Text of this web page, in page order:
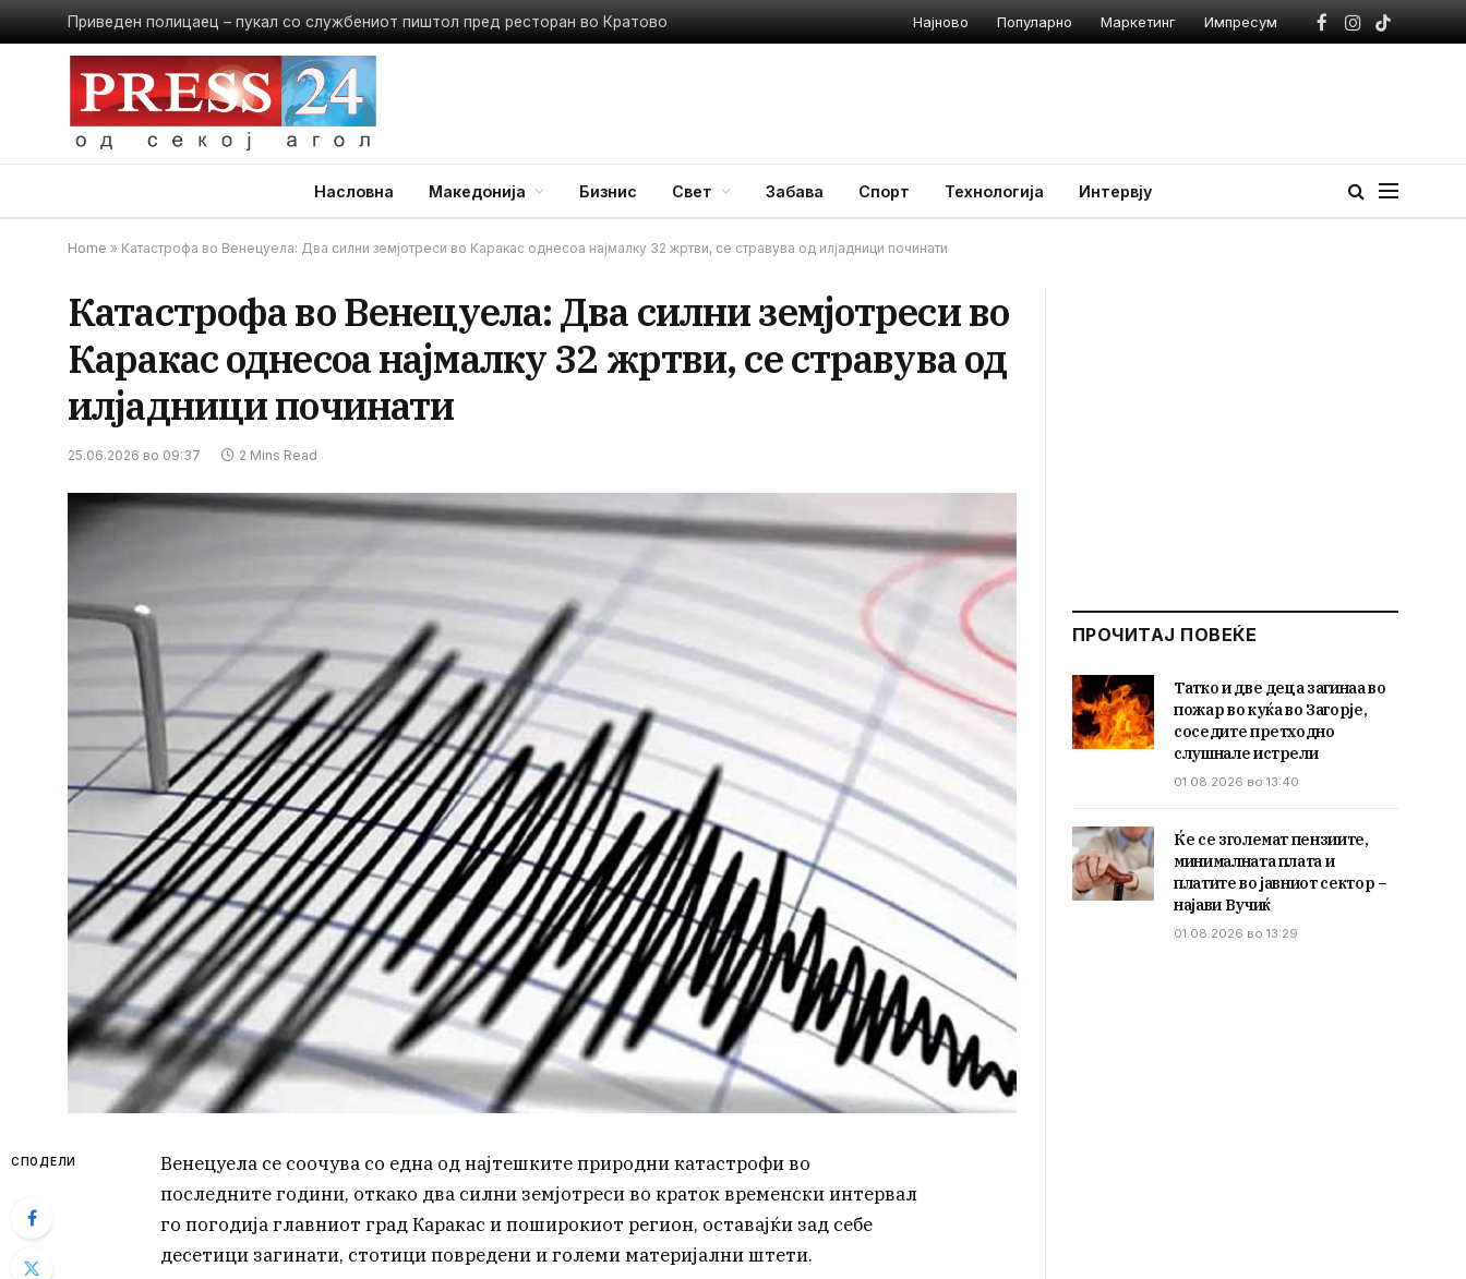
Приведен полицаец – пукал со службениот пиштол пред ресторан во Кратово Најново Популарно Маркетинг Импресум
Facebook
Instagram
TikTok
Насловна Македонија Бизнис Свет Забава Спорт Технологија Интервју
Home » Катастрофа во Венецуела: Два силни земјотреси во Каракас однесоа најмалку 32 жртви, се стравува од илјадници починати
Катастрофа во Венецуела: Два силни земјотреси во
Каракас однесоа најмалку 32 жртви, се стравува од
илјадници починати
25.06.2026 во 09:37 2 Mins Read
СПОДЕЛИ
Венецуела се соочува со една од најтешките природни катастрофи во
последните години, откако два силни земјотреси во краток временски интервал
го погодија главниот град Каракас и поширокиот регион, оставајќи зад себе
десетици загинати, стотици повредени и големи материјални штети.
ПРОЧИТАЈ ПОВЕЌЕ
Татко и две деца загинаа во
пожар во куќа во Загорје,
соседите претходно
слушнале истрели
01.08.2026 во 13:40
Ќе се зголемат пензиите,
минималната плата и
платите во јавниот сектор –
најави Вучиќ
01.08.2026 во 13:29